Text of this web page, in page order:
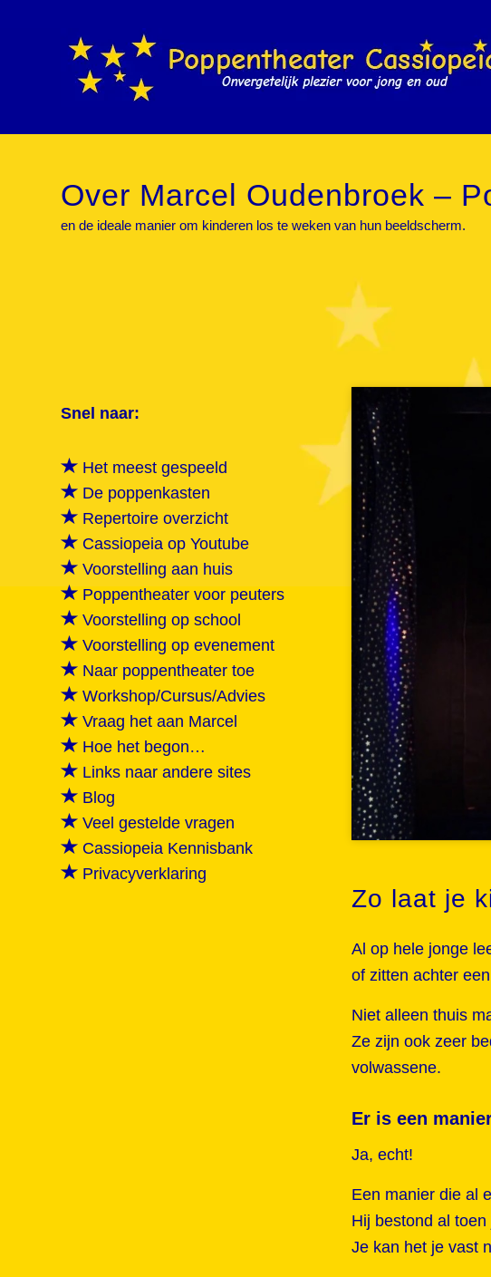
Over Marcel Oudenbroek –
en de ideale manier om kinderen los te weken van hun beeldscherm.
Snel naar:
Het meest gespeeld
De poppenkasten
Repertoire overzicht
Cassiopeia op Youtube
Voorstelling aan huis
Poppentheater voor peuters
Voorstelling op school
Voorstelling op evenement
Naar poppentheater toe
Workshop/Cursus/Advies
Vraag het aan Marcel
Hoe het begon…
Links naar andere sites
Blog
Veel gestelde vragen
Cassiopeia Kennisbank
Privacyverklaring
Zo laat je
Al op hele jonge
of zitten achter
Niet alleen thuis
Ze zijn ook zeer
volwassene.
Er is een
Ja, echt!
Een manier die al
Hij bestond al
Je kan het je vast